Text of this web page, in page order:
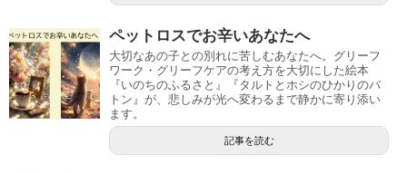
ペットロスでお辛いあなたへ
大切なあの子との別れに苦しむあなたへ。グリーフ
ワーク・グリーフケアの考え方を大切にした絵本
『いのちのふるさと』『タルトとホシのひかりのバ
トン』が、悲しみが光へ変わるまで静かに寄り添い
ます。
記事を読む